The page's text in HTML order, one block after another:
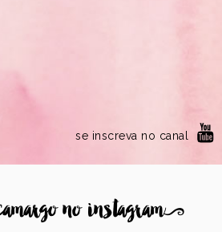
se inscreva no canal
no instagram9